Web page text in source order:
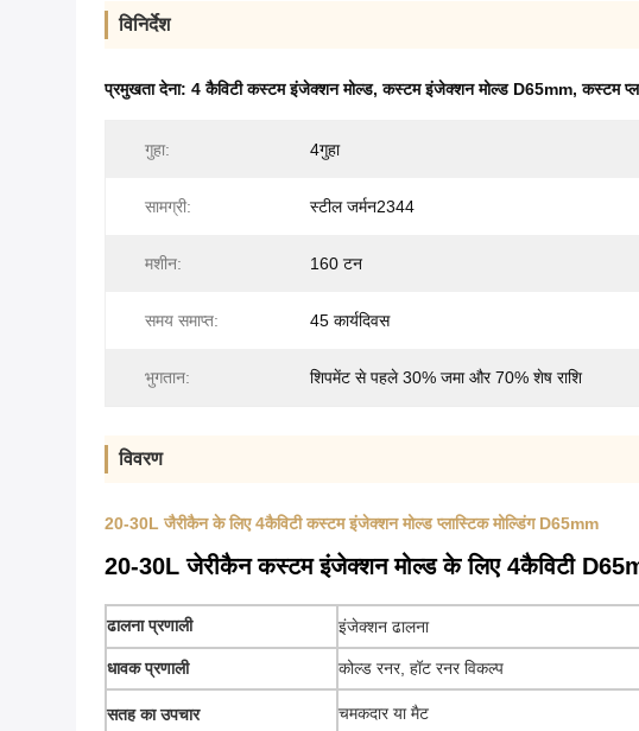
विनिर्देश
प्रमुखता देना: 4 कैविटी कस्टम इंजेक्शन मोल्ड,कस्टम इंजेक्शन मोल्ड D65mm,कस्टम
गुहा: 4गुहा
सामग्री: स्टील जर्मन2344
मशीन: 160 टन
समय समाप्त: 45 कार्यदिवस
भुगतान: शिपमेंट से पहले 30% जमा और 70% शेष राशि
विवरण
20-30L जैरीकैन के लिए 4कैविटी कस्टम इंजेक्शन मोल्ड प्लास्टिक मोल्डिंग D65mm
20-30L जेरीकैन कस्टम इंजेक्शन मोल्ड के लिए 4कैविटी
ढालना प्रणाली इंजेक्शन ढालना
धावक प्रणाली कोल्ड रनर, हॉट रनर विकल्प
सतह का उपचार चमकदार या मैट